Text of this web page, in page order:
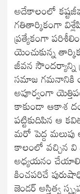
అదేకాలంలో
గతితార్కికంగా
ప్రత్యేకంగా
యెంచుకున్న
జీవన సౌందర్యాన్ని
సమాజ గమనానికి
అపూర్వంగా
కాకుండా ఆకాశ
పట్టికుదిపిన ఆ
మరో పెద్ద
కాలంలో వచ్చిన వి
అధ్యయనం చేయాలి.
కించపరిచే
జెండర్ అస్తిత్వ